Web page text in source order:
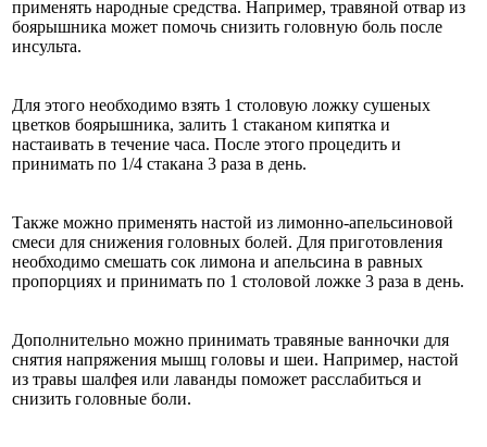
применять народные средства. Например, травяной отвар из
боярышника может помочь снизить головную боль после
инсульта.
Для этого необходимо взять 1 столовую ложку сушеных
цветков боярышника, залить 1 стаканом кипятка и
настаивать в течение часа. После этого процедить и
принимать по 1/4 стакана 3 раза в день.
Также можно применять настой из лимонно-апельсиновой
смеси для снижения головных болей. Для приготовления
необходимо смешать сок лимона и апельсина в равных
пропорциях и принимать по 1 столовой ложке 3 раза в день.
Дополнительно можно принимать травяные ванночки для
снятия напряжения мышц головы и шеи. Например, настой
из травы шалфея или лаванды поможет расслабиться и
снизить головные боли.